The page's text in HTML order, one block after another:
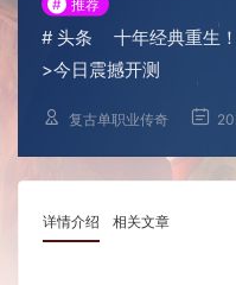
# 推荐
# 头条
十年经典重生
>今日震撼开测
复古单职业传奇
详情介绍 相关文章